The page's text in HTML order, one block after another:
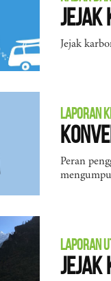
Jejak
Jejak
LAPORAN
Peran
LAPORAN
Jejak